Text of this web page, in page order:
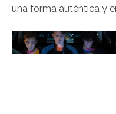
una forma auténtica y